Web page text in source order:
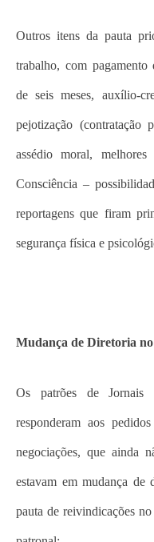
Outros itens da pauta
trabalho, com pagamento
de seis meses, auxílio-
pejotização
assédio moral,
Consciência –
reportagens que firam
segurança física e
Mudança de Diretoria
Os patrões de
responderam aos
negociações, que ainda
estavam em mudança de
pauta de reivindicações